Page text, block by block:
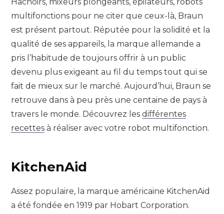
multifonctions pour ne citer que ceux-là, Braun
est présent partout. Réputée pour la solidité et la
qualité de ses appareils, la marque allemande a
pris l’habitude de toujours offrir à un public
devenu plus exigeant au fil du temps tout qui se
fait de mieux sur le marché. Aujourd’hui, Braun se
retrouve dans à peu près une centaine de pays à
travers le monde. Découvrez les différentes
recettes à réaliser avec votre robot multifonction.
KitchenAid
Assez populaire, la marque américaine KitchenAid
a été fondée en 1919 par Hobart Corporation.